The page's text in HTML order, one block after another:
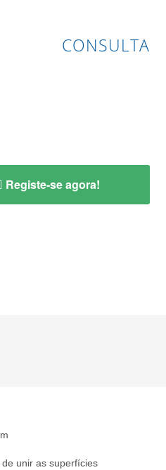
CONSULTA
Registe-se agora!
unir as superfícies